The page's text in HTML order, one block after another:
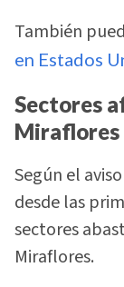
También
en Estados
Sectores
Miraflores
Según el
desde las
sectores
Miraflores.